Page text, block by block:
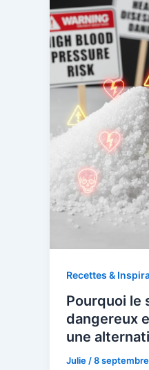
Recettes &
Pourquoi le
dangereux
une
Julie/8